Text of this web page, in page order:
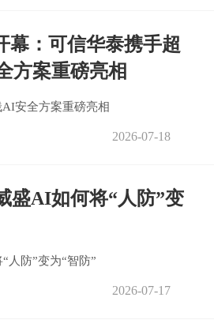
幕：可信华泰携手超
方案重磅亮相
安全方案重磅亮相
2026-07-18
盛AI如何将“人防”变
人防”变为“智防”
2026-07-17